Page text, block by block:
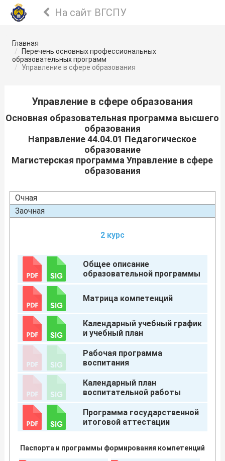
На сайт ВГСПУ
Главная
Перечень основных профессиональных
образовательных программ
Управление в сфере образования
Управление в сфере образования
Основная образовательная программа высшего
образования
Направление 44.04.01 Педагогическое
образование
Магистерская программа Управление в сфере
образования
Очная
Заочная
2 курс
Общее описание
образовательной программы
Матрица компетенций
Календарный учебный график
и учебный план
Рабочая программа
воспитания
Календарный план
воспитательной работы
Программа государственной
итоговой аттестации
Паспорта и программы формирования компетенций